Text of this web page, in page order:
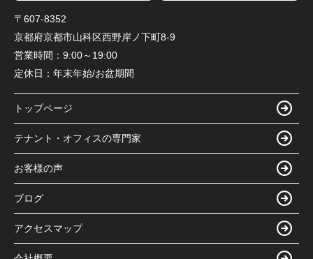
〒607-8352
京都府京都市山科区西野岸ノ下町8-9
営業時間： 9:00～19:00
定休日： 年末年始/お盆期間
トップページ
テナント・オフィスの専門家
お客様の声
ブログ
アクセスマップ